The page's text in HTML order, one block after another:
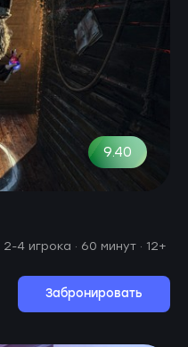
9.40
2-4 игрока · 60 минут · 12+
Забронировать